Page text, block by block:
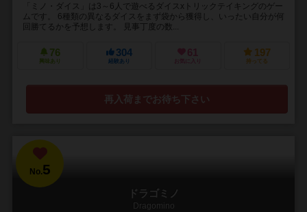
「ミノ・ダイス」は3～6人で遊べるダイスxトリックテイキングのゲー
ムです。 6種類の異なるダイスをまず袋から獲得し、いったい自分が何
回勝てるかを予想します。 見事丁度の数...
76
興味あり
304
経験あり
61
お気に入り
197
持ってる
再入荷までお待ち下さい
No.5
ドラゴミノ
Dragomino